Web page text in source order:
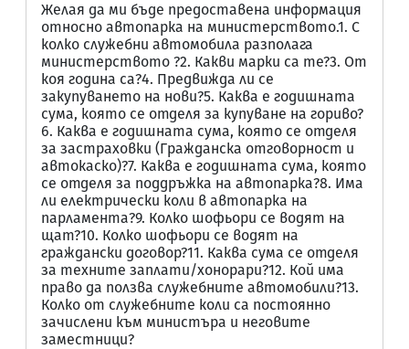
Желая да ми бъде предоставена информация
относно автопарка на министерството.1. С
колко служебни автомобила разполага
министерството ?2. Какви марки са те?3. От
коя година са?4. Предвижда ли се
закупуването на нови?5. Каква е годишната
сума, която се отделя за купуване на гориво?
6. Каква е годишната сума, която се отделя
за застраховки (Гражданска отговорност и
автокаско)?7. Каква е годишната сума, която
се отделя за поддръжка на автопарка?8. Има
ли електрически коли в автопарка на
парламента?9. Колко шофьори се водят на
щат?10. Колко шофьори се водят на
граждански договор?11. Каква сума се отделя
за техните заплати/хонорари?12. Кой има
право да ползва служебните автомобили?13.
Колко от служебните коли са постоянно
зачислени към министъра и неговите
заместници?